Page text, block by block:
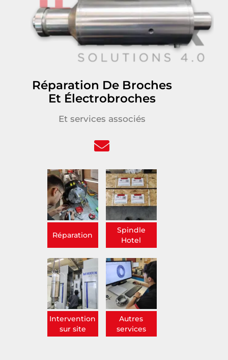
Réparation De Broches
Et Électrobroches
Et services associés
Réparation
Spindle
Hotel
Intervention
sur site
Autres
services